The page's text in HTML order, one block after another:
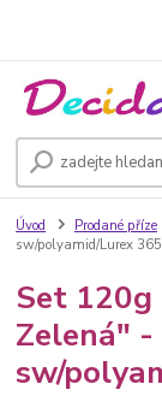
Úvod Prodané příze
sw/polyamid/Lurex
Set
Zelená" -
sw/